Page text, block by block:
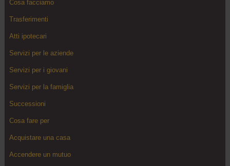
Cosa facciamo
Trasferimenti
Atti ipotecari
Servizi per le aziende
Servizi per i giovani
Servizi per la famiglia
Successioni
Cosa fare per
Acquistare una casa
Accendere un mutuo